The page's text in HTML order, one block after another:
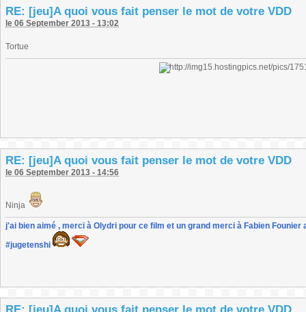
RE: [jeu]A quoi vous fait penser le mot de votre VDD
le 06 September 2013 - 13:02
Tortue
RE: [jeu]A quoi vous fait penser le mot de votre VDD
le 06 September 2013 - 14:56
Ninja
j'ai bien aimé , merci à Olydri pour ce film et un grand merci à Fabien
#jugetenshi